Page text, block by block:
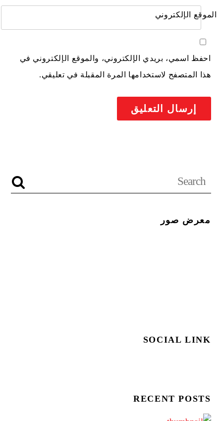
الموقع الإلكتروني
احفظ اسمي، بريدي الإلكتروني، والموقع الإلكتروني في
هذا المتصفح لاستخدامها المرة المقبلة في تعليقي.
معرض صور
SOCIAL LINK
RECENT POSTS